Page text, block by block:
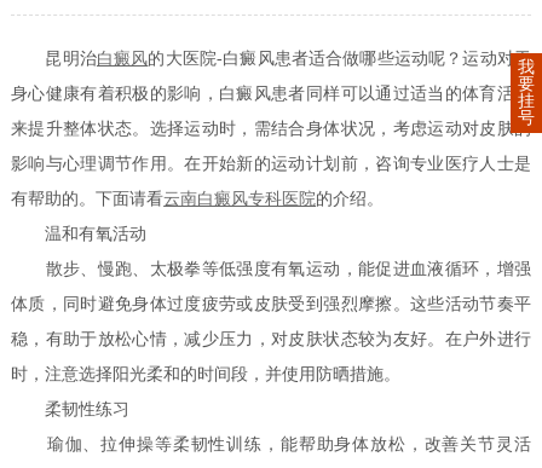
昆明治白癜风的大医院-白癜风患者适合做哪些运动呢？运动对于
身心健康有着积极的影响，白癜风患者同样可以通过适当的体育活动
来提升整体状态。选择运动时，需结合身体状况，考虑运动对皮肤的
影响与心理调节作用。在开始新的运动计划前，咨询专业医疗人士是
有帮助的。下面请看云南白癜风专科医院的介绍。
温和有氧活动
散步、慢跑、太极拳等低强度有氧运动，能促进血液循环，增强
体质，同时避免身体过度疲劳或皮肤受到强烈摩擦。这些活动节奏平
稳，有助于放松心情，减少压力，对皮肤状态较为友好。在户外进行
时，注意选择阳光柔和的时间段，并使用防晒措施。
柔韧性练习
瑜伽、拉伸操等柔韧性训练，能帮助身体放松，改善关节灵活
我
要
挂
号